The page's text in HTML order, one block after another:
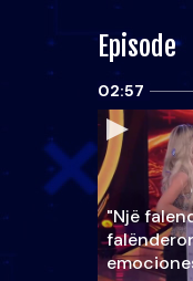
Episode
02:57
"Një